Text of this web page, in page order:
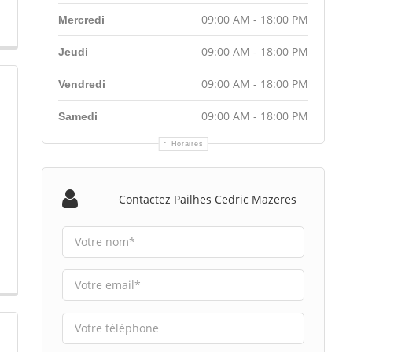
Horaires
Mercredi 09:00 AM - 18:00 PM
Jeudi 09:00 AM - 18:00 PM
Vendredi 09:00 AM - 18:00 PM
Samedi 09:00 AM - 18:00 PM
Contactez Pailhes Cedric Mazeres